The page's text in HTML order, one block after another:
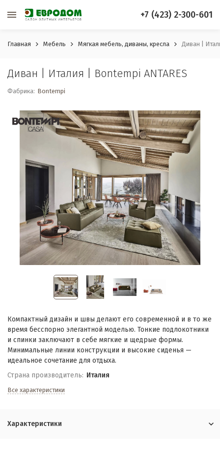
+7 (423) 2-300-601
Главная Мебель Мягкая мебель, диваны, кресла Диван |
Диван | Италия | Bontempi ANTARES
Фабрика: Bontempi
Компактный дизайн и швы делают его современной и в то же
время бесспорно элегантной моделью. Тонкие подлокотники
и спинки заключают в себе мягкие и щедрые формы.
Минимальные линии конструкции и высокие сиденья —
идеальное сочетание для отдыха.
Страна производитель: Италия
Все характеристики
Характеристики